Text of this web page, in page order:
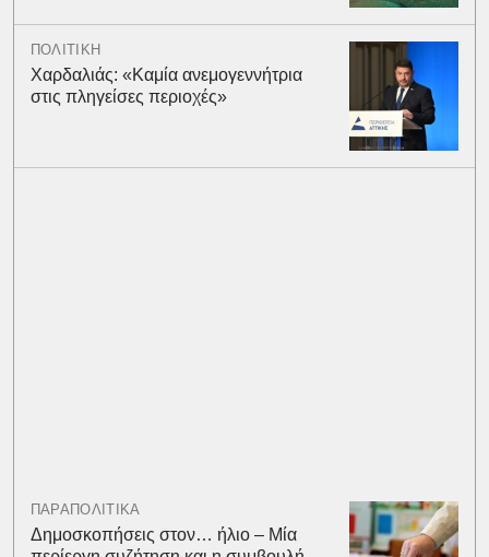
ΠΟΛΙΤΙΚΗ
Χαρδαλιάς: «Καμία ανεμογεννήτρια
στις πληγείσες περιοχές»
ΠΑΡΑΠΟΛΙΤΙΚΑ
Δημοσκοπήσεις στον… ήλιο – Μία